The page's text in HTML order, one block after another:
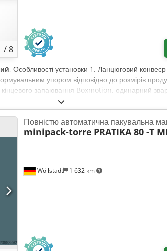
/8
, Особливості установки 1. Ланцюговий
упором відповідно до розмірів
кінцевого запаювання Boxmotion, одинарний
сервоприводних керованих приводів 7. HMI-
з нержавіючої сталі 304 10. Документація
напрямок руху зліва направо Технічні
мм 4. Швидкість пакування: до 60 виробів/хв
1 фаза, 220В, 50Гц 7. Загальна
x 1590 мм
Wöllstadt 1 632 km
Повністю автоматична пакувальна
minipack-torre PRATIKA 80 -T